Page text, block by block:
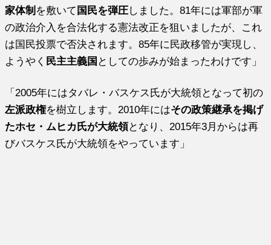
家体制 を敷いて 国民を弾圧 しました。81年には軍部が軍
の政治介入を合法化する憲法改正を狙いましたが、これ
は国民投票で否決されます。85年に民政移管が実現し、
ようやく 民主主義国 としての歩みが始まったわけです」
「2005年にはタバレ・バスケス氏が大統領となって初の
左派政権を樹立します。2010年にはその政策継承を掲げ
たホセ・ムヒカ氏が大統領となり、2015年3月からは再
びバスケス氏が大統領をやっています」